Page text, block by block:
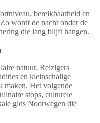
bereikbaarheid en
wordt de nacht onder de
die lang blijft hangen.
natuur. Reizigers
en kleinschalige
maken. Het volgende
stops, culturele
gids Noorwegen die